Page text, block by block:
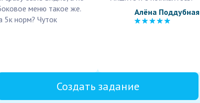
меню такое же.
5к норм? Чуток
Алёна Поддубная
Создать задание